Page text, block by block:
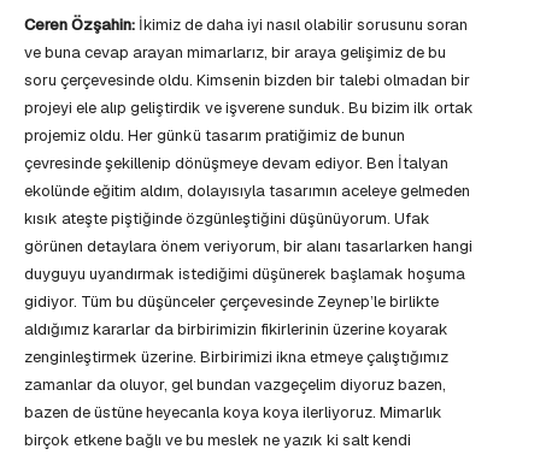
Ceren Özşahin: İkimiz de daha iyi nasıl olabilir sorusunu soran
ve buna cevap arayan mimarlarız, bir araya gelişimiz de bu
soru çerçevesinde oldu. Kimsenin bizden bir talebi olmadan bir
projeyi ele alıp geliştirdik ve işverene sunduk. Bu bizim ilk ortak
projemiz oldu. Her günkü tasarım pratiğimiz de bunun
çevresinde şekillenip dönüşmeye devam ediyor. Ben İtalyan
ekolünde eğitim aldım, dolayısıyla tasarımın aceleye gelmeden
kısık ateşte piştiğinde özgünleştiğini düşünüyorum. Ufak
görünen detaylara önem veriyorum, bir alanı tasarlarken hangi
duyguyu uyandırmak istediğimi düşünerek başlamak hoşuma
gidiyor. Tüm bu düşünceler çerçevesinde Zeynep’le birlikte
aldığımız kararlar da birbirimizin fikirlerinin üzerine koyarak
zenginleştirmek üzerine. Birbirimizi ikna etmeye çalıştığımız
zamanlar da oluyor, gel bundan vazgeçelim diyoruz bazen,
bazen de üstüne heyecanla koya koya ilerliyoruz. Mimarlık
birçok etkene bağlı ve bu meslek ne yazık ki salt kendi